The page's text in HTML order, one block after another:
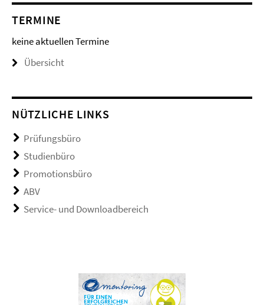
TERMINE
keine aktuellen Termine
Übersicht
NÜTZLICHE LINKS
Prüfungsbüro
Studienbüro
Promotionsbüro
ABV
Service- und Downloadbereich